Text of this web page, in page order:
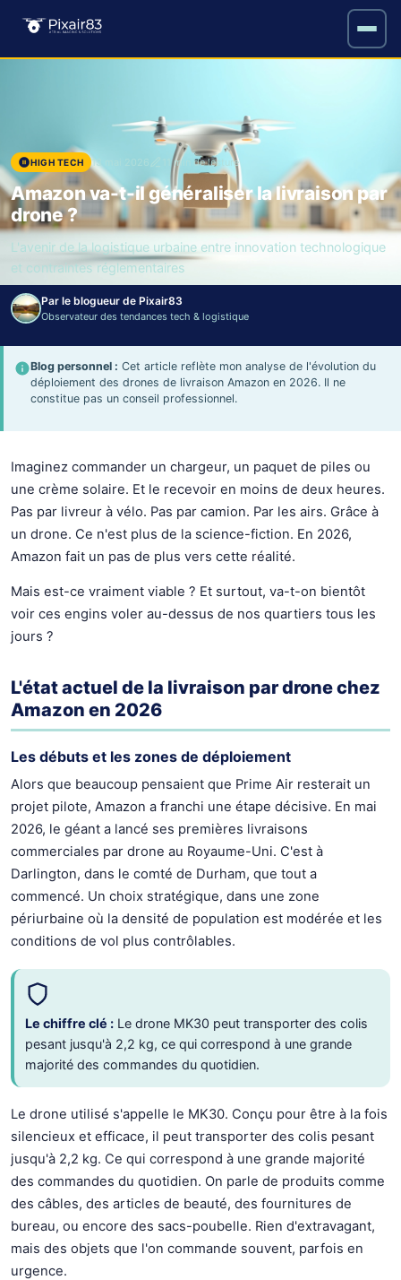
HIGH TECH 13 mai 2026 11 min de lecture
Amazon va-t-il généraliser la livraison par
drone ?
L'avenir de la logistique urbaine entre innovation technologique
et contraintes réglementaires
Par le blogueur de Pixair83
Observateur des tendances tech & logistique
Blog personnel : Cet article reflète mon analyse de l'évolution du
déploiement des drones de livraison Amazon en 2026. Il ne
constitue pas un conseil professionnel.
Imaginez commander un chargeur, un paquet de piles ou
une crème solaire. Et le recevoir en moins de deux heures.
Pas par livreur à vélo. Pas par camion. Par les airs. Grâce à
un drone. Ce n'est plus de la science-fiction. En 2026,
Amazon fait un pas de plus vers cette réalité.
Mais est-ce vraiment viable ? Et surtout, va-t-on bientôt
voir ces engins voler au-dessus de nos quartiers tous les
jours ?
L'état actuel de la livraison par drone chez
Amazon en 2026
Les débuts et les zones de déploiement
Alors que beaucoup pensaient que Prime Air resterait un
projet pilote, Amazon a franchi une étape décisive. En mai
2026, le géant a lancé ses premières livraisons
commerciales par drone au Royaume-Uni. C'est à
Darlington, dans le comté de Durham, que tout a
commencé. Un choix stratégique, dans une zone
périurbaine où la densité de population est modérée et les
conditions de vol plus contrôlables.
Le chiffre clé : Le drone MK30 peut transporter des colis
pesant jusqu'à 2,2 kg, ce qui correspond à une grande
majorité des commandes du quotidien.
Le drone utilisé s'appelle le MK30. Conçu pour être à la fois
silencieux et efficace, il peut transporter des colis pesant
jusqu'à 2,2 kg. Ce qui correspond à une grande majorité
des commandes du quotidien. On parle de produits comme
des câbles, des articles de beauté, des fournitures de
bureau, ou encore des sacs-poubelle. Rien d'extravagant,
mais des objets que l'on commande souvent, parfois en
urgence.